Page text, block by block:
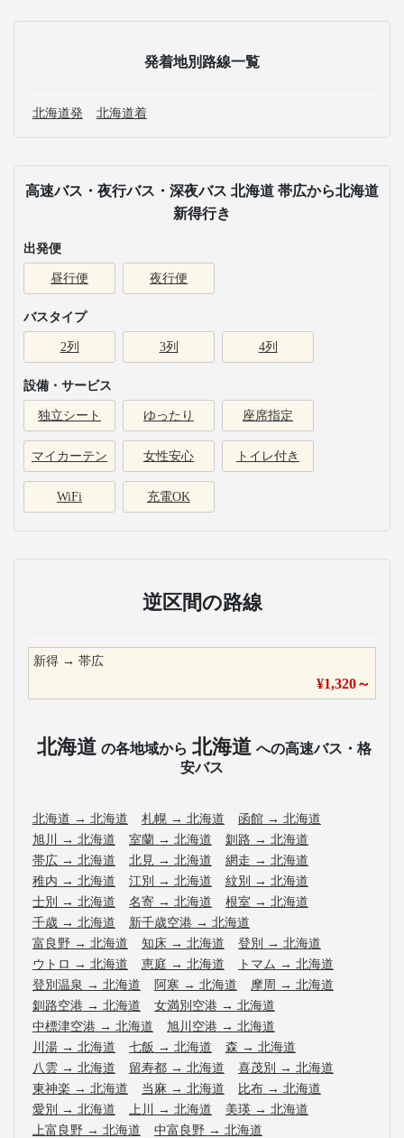
発着地別路線一覧
北海道発 北海道着
高速バス・夜行バス・深夜バス 北海道 帯広から北海道
新得行き
出発便
昼行便 夜行便
バスタイプ
2列 3列 4列
設備・サービス
独立シート ゆったり 座席指定
マイカーテン 女性安心 トイレ付き
WiFi 充電OK
逆区間の路線
新得 → 帯広
¥1,320～
北海道 の各地域から 北海道 への高速バス・格
安バス
北海道 → 北海道 札幌 → 北海道 函館 → 北海道
旭川
→ 北海道 室蘭 → 北海道 釧路 → 北海道
帯広 → 北海道 北見 → 北海道 網走 → 北海道
稚内 → 北海道 江別 → 北海道 紋別 → 北海道
士別 → 北海道 名寄 → 北海道 根室 → 北海道
千歳 → 北海道 新千歳空港 → 北海道
富良野 → 北海道 知床 → 北海道 登別 → 北海道
ウトロ → 北海道 恵庭 → 北海道 トマム → 北海道
登別温泉 → 北海道 阿寒 → 北海道 摩周 → 北海道
釧路空港 → 北海道 女満別空港 → 北海道
中標津空港 → 北海道 旭川空港 → 北海道
川湯 → 北海道 七飯 → 北海道 森 → 北海道
八雲 → 北海道 留寿都 → 北海道 喜茂別 → 北海道
東神楽 → 北海道 当麻 → 北海道 比布 → 北海道
愛別 → 北海道 上川 → 北海道 美瑛 → 北海道
上富良野 → 北海道 中富良野 → 北海道